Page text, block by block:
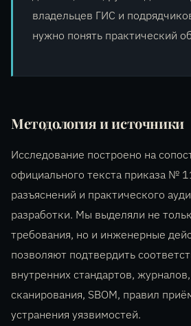
владельцев ГИС и
нужно понять практический
Методология и источники
Исследование построено на
официального текста приказа №
разъяснений и практического
разработки. Мы выделяли не
требования, но и инженерные
позволяют подтвердить
внутренних стандартов,
сканирования, SBOM, правил
устранения уязвимостей.